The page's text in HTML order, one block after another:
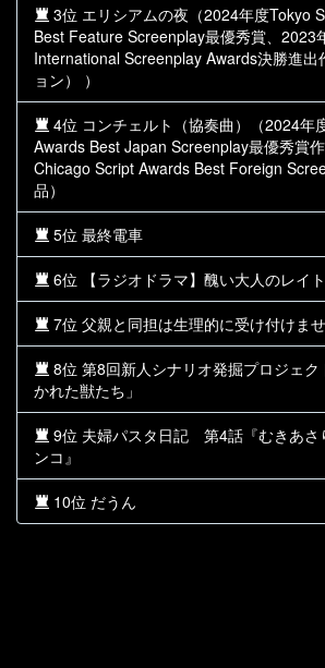
3位 エリシアムの夜（2024年度Tokyo
Best Feature Screenplay最優秀賞、2023
International Screenplay Awards決勝進出
ョン） ）
4位 コンチェルト（協奏曲）（2024年
Awards Best Japan Screenplay最優秀賞
Chicago Script Awards Best Foreign
品）
5位 最終電車
6位 【ラジオドラマ】醜い大人のレイ
7位 父親と同担は生理的に受け付けませ
8位 第8回新人シナリオ発掘プロジェク
かれた獣たち」
9位 夫婦パスタ日記 第4話『むきあさ
ンコ』
10位 だうん